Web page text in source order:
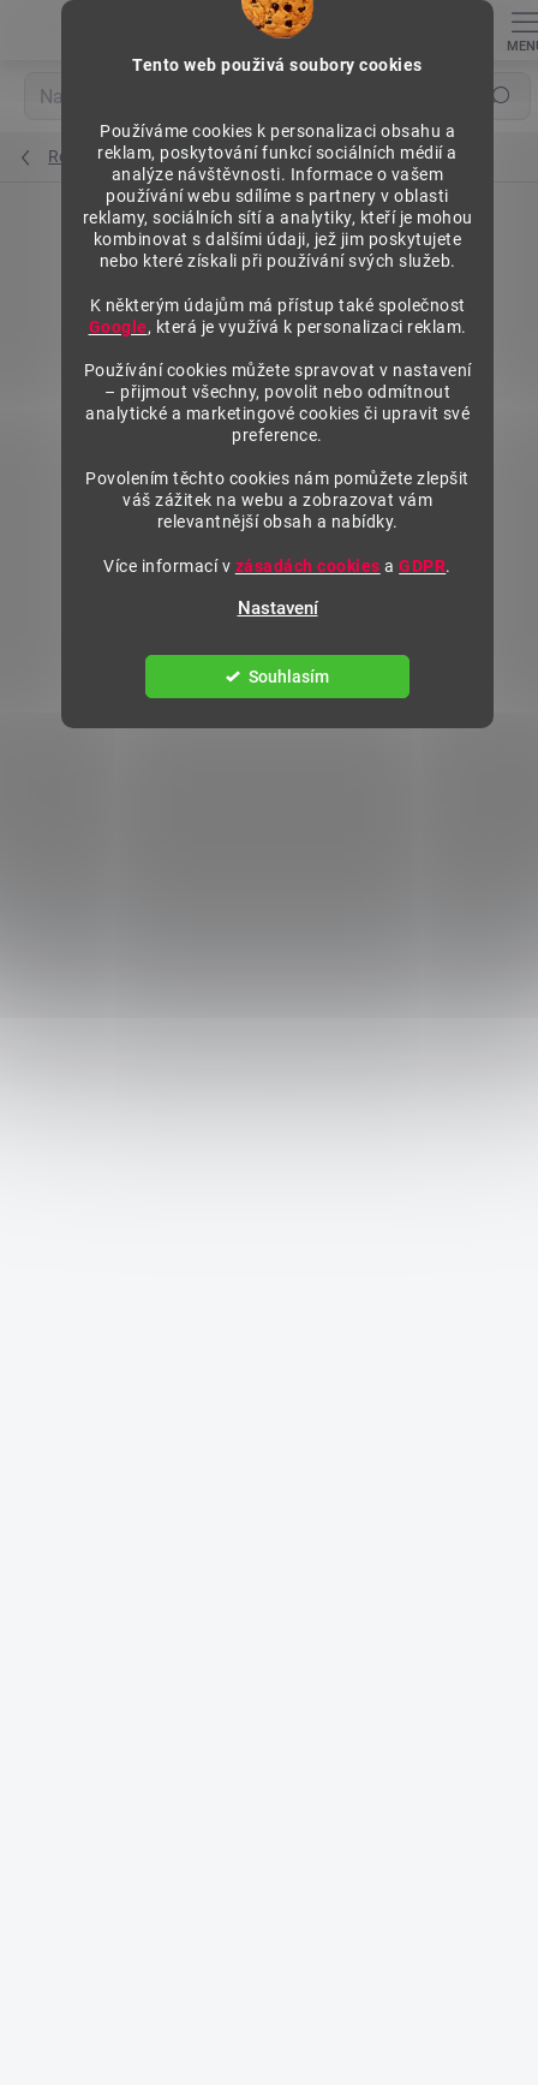
Tento web použivá soubory cookies
Používáme cookies k personalizaci obsahu a
reklam, poskytování funkcí sociálních médií a
analýze návštěvnosti. Informace o vašem
používání webu sdílíme s partnery v oblasti
reklamy, sociálních sítí a analytiky, kteří je mohou
kombinovat s dalšími údaji, jež jim poskytujete
nebo které získali při používání svých služeb.
K některým údajům má přístup také společnost
Google, která je využívá k personalizaci reklam.
Používání cookies můžete spravovat v nastavení
– přijmout všechny, povolit nebo odmítnout
analytické a marketingové cookies či upravit své
preference.
Povolením těchto cookies nám pomůžete zlepšit
váš zážitek na webu a zobrazovat vám
relevantnější obsah a nabídky.
Více informací v zásadách cookies aGDPR.
Nastavení
Souhlasím
Hledat
Regály výška 1840 mm, základní moduly